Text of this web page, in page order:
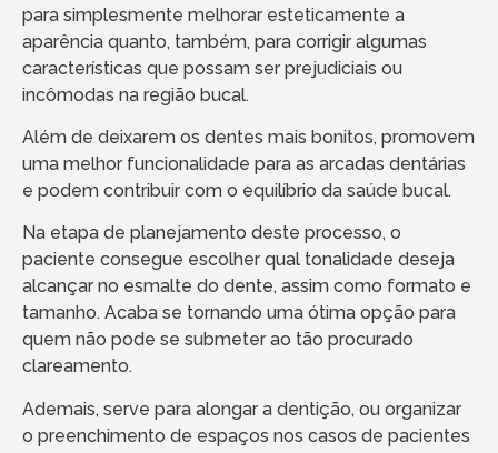
para simplesmente melhorar esteticamente a
aparência quanto, também, para corrigir algumas
características que possam ser prejudiciais ou
incômodas na região bucal.
Além de deixarem os dentes mais bonitos, promovem
uma melhor funcionalidade para as arcadas dentárias
e podem contribuir com o equilíbrio da saúde bucal.
Na etapa de planejamento deste processo, o
paciente consegue escolher qual tonalidade deseja
alcançar no esmalte do dente, assim como formato e
tamanho. Acaba se tornando uma ótima opção para
quem não pode se submeter ao tão procurado
clareamento.
Ademais, serve para alongar a dentição, ou organizar
o preenchimento de espaços nos casos de pacientes